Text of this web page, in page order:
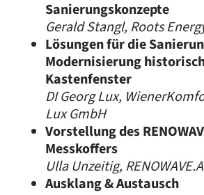
Sanierungskonzepte
Gerald Stangl, Roots
Lösungen für die
Modernisierung
Kastenfenster
DI Georg Lux,
Lux GmbH
Vorstellung des
Messkoffers
Ulla Unzeitig,
Ausklang & Austausch